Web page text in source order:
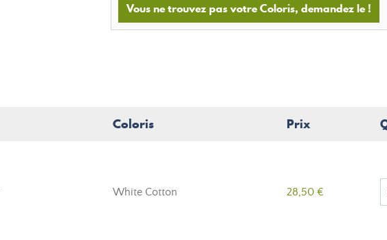
Vous ne trouvez pas votre Coloris, demandez le !
Coloris Prix
White Cotton 28,50 €